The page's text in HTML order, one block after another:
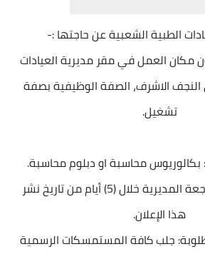
الطبية الشعبية عن حاجتها :-
1)، يكون مكان العمل في مقر مديرية العيادات
الاشرف، الصفة الوظيفية بصفة
تشغيل.
محاسبة او دبلوم محاسبة.
* الفترة الزمنية: مراجعة المديرية خلال (5) أيام من تاريخ نشر
هذا الإعلان.
جلب كافة المستمسكات الرسمية